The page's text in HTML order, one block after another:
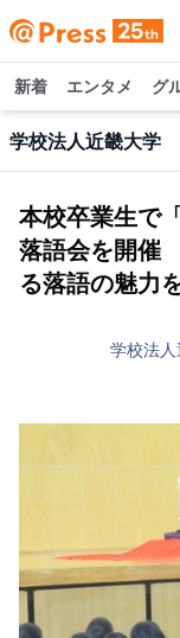
新着 エンタメ グ
学校法人近畿大学
本校卒業生で
落語会を開催
る落語の魅力
学校法